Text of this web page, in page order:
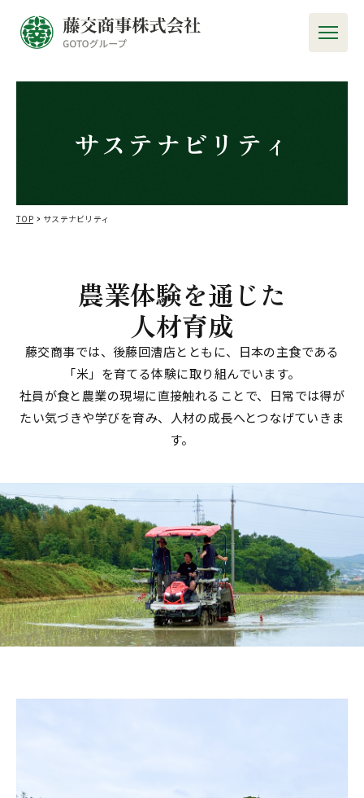
サステナビリティ
TOP サステナビリティ
農業体験を通じた
人材育成
藤交商事では、後藤回漕店とともに、日本の主食である
「米」を育てる体験に取り組んでいます。
社員が食と農業の現場に直接触れることで、日常では得が
たい気づきや学びを育み、人材の成長へとつなげていきま
す。